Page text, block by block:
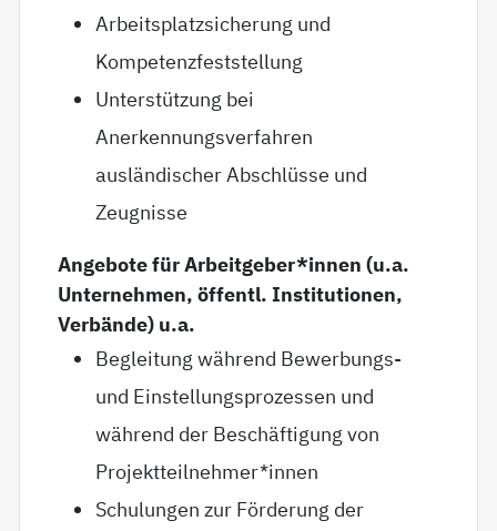
Arbeitsplatzsicherung und
Kompetenzfeststellung
Unterstützung bei
Anerkennungsverfahren
ausländischer Abschlüsse und
Zeugnisse
Angebote für Arbeitgeber*innen (u.a.
Unternehmen, öffentl. Institutionen,
Verbände) u.a.
Begleitung während Bewerbungs-
und Einstellungsprozessen und
während der Beschäftigung von
Projektteilnehmer*innen
Schulungen zur Förderung der